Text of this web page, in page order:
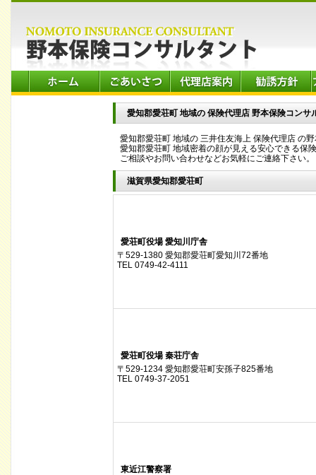
愛知郡愛荘町 地域の 保険代理店 野本保険コンサ
愛知郡愛荘町 地域の 三井住友海上 保険代理店 の
愛知郡愛荘町 地域密着の顔が見える安心できる保
ご相談やお問い合わせなどお気軽にご連絡下さい。
滋賀県愛知郡愛荘町
愛荘町役場 愛知川庁舎
〒529-1380 愛知郡愛荘町愛知川72番地
TEL 0749-42-4111
愛荘町役場 秦荘庁舎
〒529-1234 愛知郡愛荘町安孫子825番地
TEL 0749-37-2051
東近江警察署